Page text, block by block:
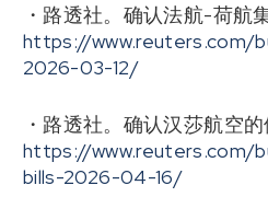
・路透社。确认法航-荷航
https://www.reuters.com/
2026-03-12/
・路透社。确认汉莎航空
https://
bills-2026-04-16/